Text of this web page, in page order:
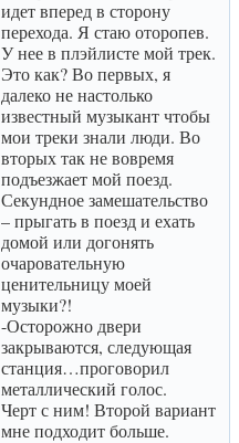
идет вперед в сторону
перехода. Я стаю оторопев.
У нее в плэйлисте мой трек.
Это как? Во первых, я
далеко не настолько
известный музыкант чтобы
мои треки знали люди. Во
вторых так не вовремя
подъезжает мой поезд.
Секундное замешательство
– прыгать в поезд и ехать
домой или догонять
очаровательную
ценительницу моей
музыки?!
-Осторожно двери
закрываются, следующая
станция…проговорил
металлический голос.
Черт с ним! Второй вариант
мне подходит больше.